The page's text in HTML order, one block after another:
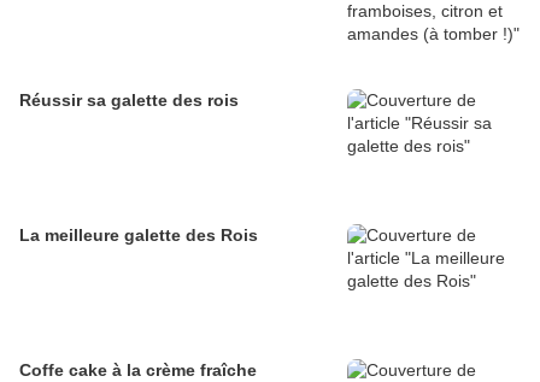
Réussir sa galette des rois
La meilleure galette des Rois
Coffe cake à la crème fraîche